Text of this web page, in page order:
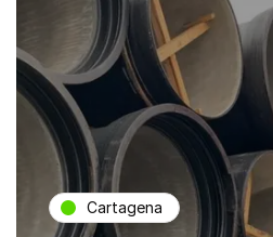
Cartagena